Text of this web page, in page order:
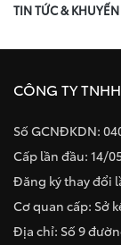
TIN TỨC &
CÔNG TY
Số GCNĐKDN:
Cấp lần đầu: 14/
Đăng ký thay đổi
Cơ quan cấp: Sở
Địa chỉ: Số 9